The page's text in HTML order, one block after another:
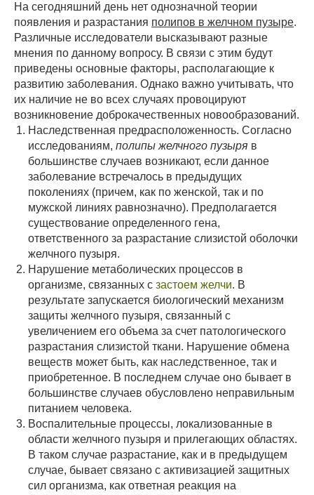
На сегодняшний день нет однозначной теории
появления и разрастания полипов в желчном пузыре.
Различные исследователи высказывают разные
мнения по данному вопросу. В связи с этим будут
приведены основные факторы, располагающие к
развитию заболевания. Однако важно учитывать, что
их наличие не во всех случаях провоцируют
возникновение доброкачественных новообразований.
Наследственная предрасположенность. Согласно
исследованиям, полипы желчного пузыря в
большинстве случаев возникают, если данное
заболевание встречалось в предыдущих
поколениях (причем, как по женской, так и по
мужской линиях равнозначно). Предполагается
существование определенного гена,
ответственного за разрастание слизистой оболочки
желчного пузыря.
Нарушение метаболических процессов в
организме, связанных с застоем желчи. В
результате запускается биологический механизм
защиты желчного пузыря, связанный с
увеличением его объема за счет патологического
разрастания слизистой ткани. Нарушение обмена
веществ может быть, как наследственное, так и
приобретенное. В последнем случае оно бывает в
большинстве случаев обусловлено неправильным
питанием человека.
Воспалительные процессы, локализованные в
области желчного пузыря и прилегающих областях.
В таком случае разрастание, как и в предыдущем
случае, бывает связано с активизацией защитных
сил организма, как ответная реакция на